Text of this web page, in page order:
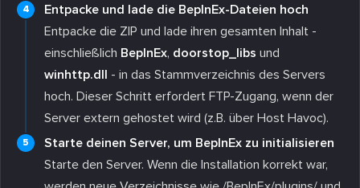
Entpacke und lade die BepInEx-Dateien hoch
Entpacke die ZIP und lade ihren gesamten Inhalt -
einschließlich BepInEx, doorstop_libs und
winhttp.dll - in das Stammverzeichnis des Servers
hoch. Dieser Schritt erfordert FTP-Zugang, wenn der
Server extern gehostet wird (z.B. über Host Havoc).
Starte deinen Server, um BepInEx zu initialisieren
Starte den Server. Wenn die Installation korrekt war,